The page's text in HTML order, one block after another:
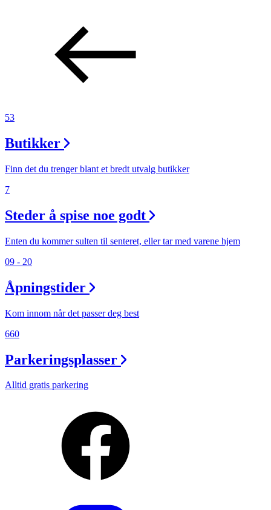
53
Butikker
Finn det du trenger blant et bredt utvalg butikker
7
Steder å spise noe godt
Enten du kommer sulten til senteret, eller tar med varene hjem
09 - 20
Åpningstider
Kom innom når det passer deg best
660
Parkeringsplasser
Alltid gratis parkering